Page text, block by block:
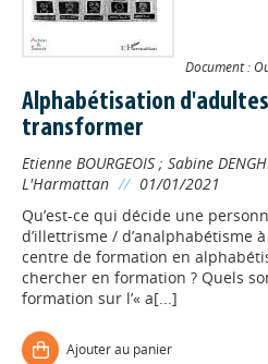
Document :
Alphabétisation
transformer
Etienne BOURGEOIS ; Sabine
L'Harmattan // 01/01/2021
Qu’est-ce qui décide une
d’illettrisme / d’analphabétisme
centre de formation en
chercher en formation ? Quels
formation sur l’« a[...]
Ajouter au panier